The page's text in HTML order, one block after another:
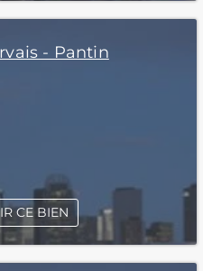
- Pantin
CE BIEN